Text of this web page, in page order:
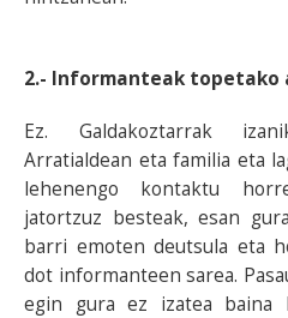
2.- Informanteak topetako
Ez. Galdakoztarrak
Arratialdean eta familia eta
lehenengo kontaktu
jatortzuz besteak, esan
barri emoten deutsula eta
dot informanteen sarea.
egin gura ez izatea baina